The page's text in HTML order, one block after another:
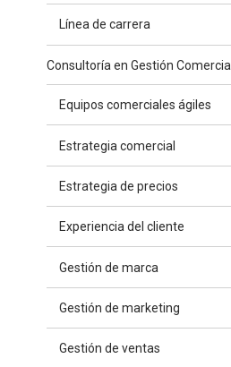
Línea de carrera
Consultoría en Gestión Comercial
Equipos comerciales ágiles
Estrategia comercial
Estrategia de precios
Experiencia del cliente
Gestión de marca
Gestión de marketing
Gestión de ventas